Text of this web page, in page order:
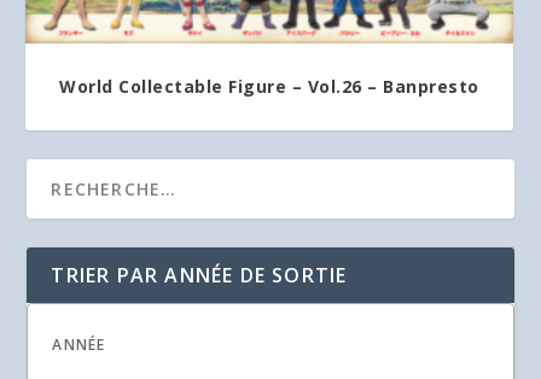
World Collectable Figure – Vol.26 – Banpresto
TRIER PAR ANNÉE DE SORTIE